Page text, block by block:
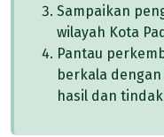
Sampaikan
wilayah Kota
Pantau
berkala dengan
hasil dan